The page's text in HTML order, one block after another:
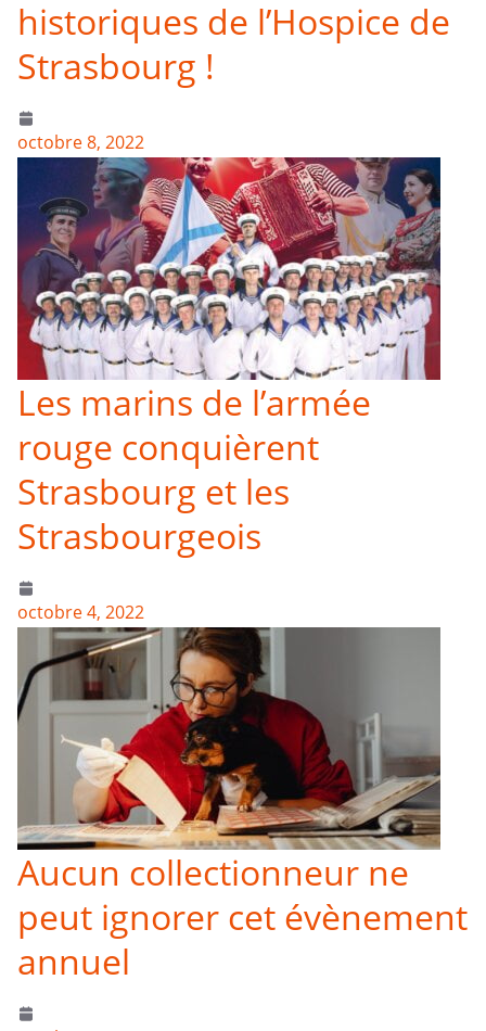
historiques de l’Hospice de
Strasbourg !
octobre 8, 2022
Les marins de l’armée
rouge conquièrent
Strasbourg et les
Strasbourgeois
octobre 4, 2022
Aucun collectionneur ne
peut ignorer cet évènement
annuel